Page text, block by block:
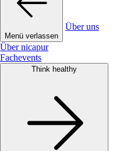
Menü verlassen
Über uns
Über nicapur
Fachevents
Think healthy